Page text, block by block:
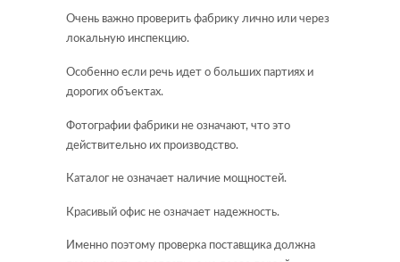
Очень важно проверить фабрику лично или через
локальную инспекцию.
Особенно если речь идет о больших партиях и
дорогих объектах.
Фотографии фабрики не означают, что это
действительно их производство.
Каталог не означает наличие мощностей.
Красивый офис не означает надежность.
Именно поэтому проверка поставщика должна